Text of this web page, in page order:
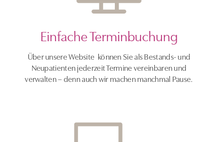
Einfache Terminbuchung
Über unsere Website können Sie als Bestands- und
Neupatienten jederzeit Termine vereinbaren und
verwalten – denn auch wir machen manchmal Pause.